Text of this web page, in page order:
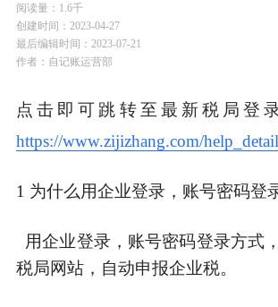
阅读量：1.6千
创建时间：2023-04-27
最后编辑时间：2023-07-21
作者：自记账运营部
点击即可跳转至最新税局登
https://www.zijizhang.com/
1 为什么用企业登录，账号密码登
用企业登录，账号密码登录方式
税局网站，自动申报企业税。